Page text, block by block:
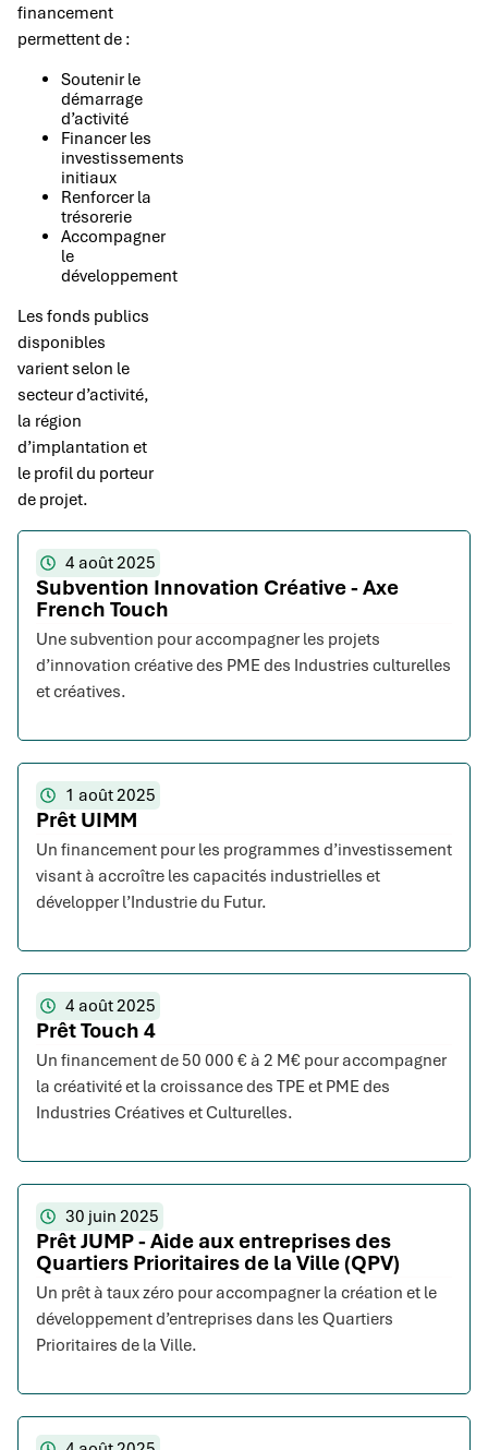
financement
permettent de :
Soutenir le
démarrage
d’activité
Financer les
investissements
initiaux
Renforcer la
trésorerie
Accompagner
le
développement
Les fonds publics
disponibles
varient selon le
secteur d’activité,
la région
d’implantation et
le profil du porteur
de projet.
4 août 2025
Subvention Innovation Créative - Axe
French Touch
Une subvention pour accompagner les projets
d’innovation créative des PME des Industries culturelles
et créatives.
1 août 2025
Prêt UIMM
Un financement pour les programmes d’investissement
visant à accroître les capacités industrielles et
développer l’Industrie du Futur.
4 août 2025
Prêt Touch 4
Un financement de 50 000 € à 2 M€ pour accompagner
la créativité et la croissance des TPE et PME des
Industries Créatives et Culturelles.
30 juin 2025
Prêt JUMP - Aide aux entreprises des
Quartiers Prioritaires de la Ville (QPV)
Un prêt à taux zéro pour accompagner la création et le
développement d’entreprises dans les Quartiers
Prioritaires de la Ville.